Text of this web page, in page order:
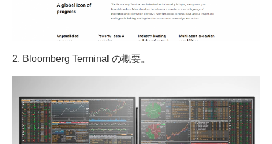
2. Bloomberg Terminal の概要。